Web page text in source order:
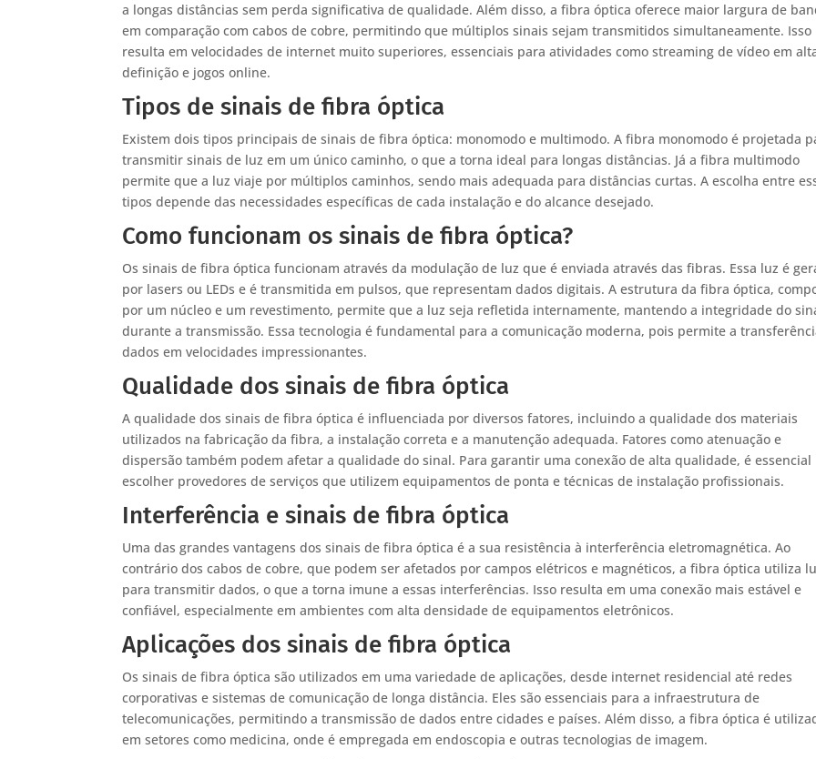
a longas distâncias sem perda significativa de qualidade. Além disso, a fibra óptica oferece maior largura de
em comparação com cabos de cobre, permitindo que múltiplos sinais sejam transmitidos simultaneamente. Isso
resulta em velocidades de internet muito superiores, essenciais para atividades como streaming de vídeo em
definição e jogos online.
Tipos de sinais de fibra óptica
Existem dois tipos principais de sinais de fibra óptica: monomodo e multimodo. A fibra monomodo é projetada
transmitir sinais de luz em um único caminho, o que a torna ideal para longas distâncias. Já a fibra multimodo
permite que a luz viaje por múltiplos caminhos, sendo mais adequada para distâncias curtas. A escolha entre
tipos depende das necessidades específicas de cada instalação e do alcance desejado.
Como funcionam os sinais de fibra óptica?
Os sinais de fibra óptica funcionam através da modulação de luz que é enviada através das fibras. Essa luz é
por lasers ou LEDs e é transmitida em pulsos, que representam dados digitais. A estrutura da fibra óptica,
por um núcleo e um revestimento, permite que a luz seja refletida internamente, mantendo a integridade do
durante a transmissão. Essa tecnologia é fundamental para a comunicação moderna, pois permite a
dados em velocidades impressionantes.
Qualidade dos sinais de fibra óptica
A qualidade dos sinais de fibra óptica é influenciada por diversos fatores, incluindo a qualidade dos materiais
utilizados na fabricação da fibra, a instalação correta e a manutenção adequada. Fatores como atenuação e
dispersão também podem afetar a qualidade do sinal. Para garantir uma conexão de alta qualidade, é essencial
escolher provedores de serviços que utilizem equipamentos de ponta e técnicas de instalação profissionais.
Interferência e sinais de fibra óptica
Uma das grandes vantagens dos sinais de fibra óptica é a sua resistência à interferência eletromagnética. Ao
contrário dos cabos de cobre, que podem ser afetados por campos elétricos e magnéticos, a fibra óptica utiliza
para transmitir dados, o que a torna imune a essas interferências. Isso resulta em uma conexão mais estável e
confiável, especialmente em ambientes com alta densidade de equipamentos eletrônicos.
Aplicações dos sinais de fibra óptica
Os sinais de fibra óptica são utilizados em uma variedade de aplicações, desde internet residencial até redes
corporativas e sistemas de comunicação de longa distância. Eles são essenciais para a infraestrutura de
telecomunicações, permitindo a transmissão de dados entre cidades e países. Além disso, a fibra óptica é
em setores como medicina, onde é empregada em endoscopia e outras tecnologias de imagem.